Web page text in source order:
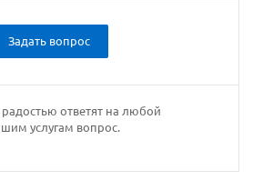
Задать вопрос
ответят на любой
услугам вопрос.